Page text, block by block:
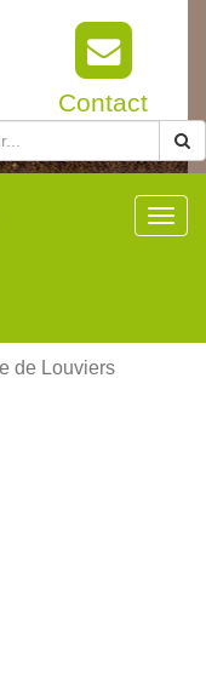
Contact
de Louviers